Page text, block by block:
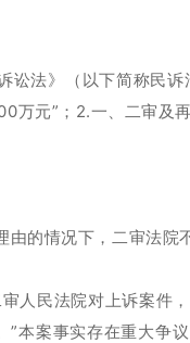
讼法》（以下简称民
万元”；2.一、二审及
由的情况下，二审法
人民法院对上诉案件
”本案事实存在重大